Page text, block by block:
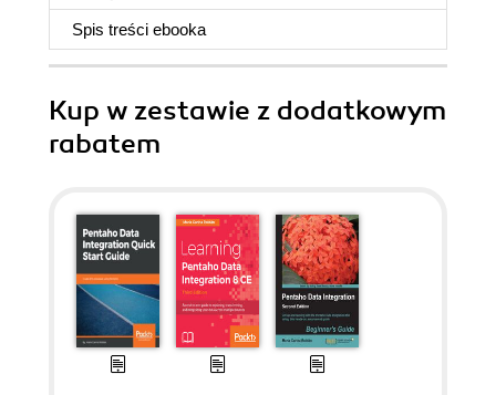
Spis treści ebooka
Kup w zestawie z dodatkowym
rabatem